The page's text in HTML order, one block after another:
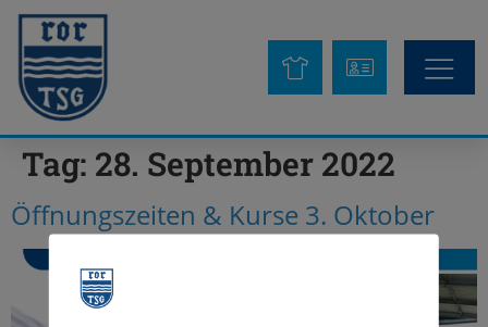
Tag: 28. September 2022
Öffnungszeiten & Kurse 3. Oktober